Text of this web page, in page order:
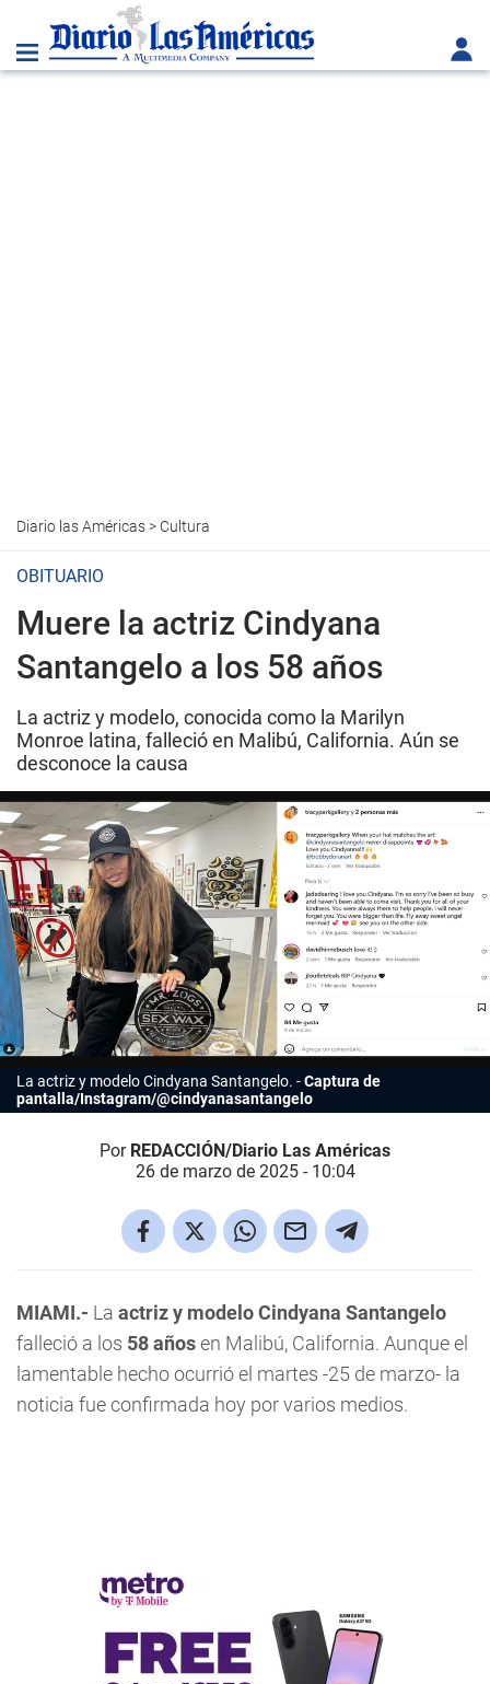
Diario las Américas> Cultura
OBITUARIO
Muere la actriz Cindyana
Santangelo a los 58 años
La actriz y modelo, conocida como la Marilyn
Monroe latina, falleció en Malibú, California. Aún se
desconoce la causa
La actriz y modeloCindyana Santangelo.
Captura de
pantalla/Instagram/@cindyanasantangelo
Por REDACCIÓN/Diario Las Américas
26 de marzo de 2025 - 10:04
MIAMI.- La actriz y modelo Cindyana Santangelo
falleció a los 58 añosen Malibú, California. Aunque el
lamentable hecho ocurrió el martes -25 de marzo- la
noticia fue confirmada hoy por varios medios.